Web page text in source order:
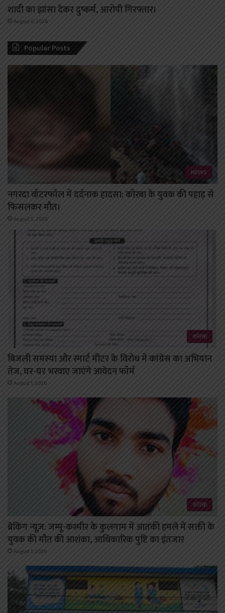
शादी का झांसा देकर दुष्कर्म, आरोपी गिरफ्तार।
August 6, 2026
Popular Posts
NEWS
नगरदा वॉटरफॉल में दर्दनाक हादसा: कोरबा के युवक की पहाड़ से
फिसलकर मौत।
August 5, 2026
कोरबा
बिजली समस्या और स्मार्ट मीटर के विरोध में कांग्रेस का अभियान
तेज, घर-घर भरवाए जाएंगे आवेदन फॉर्म
August 1, 2026
कोरबा
ब्रेकिंग न्यूज़: जम्मू-कश्मीर के कुलगाम में आतंकी हमले में सक्ती के
युवक की मौत की आशंका, आधिकारिक पुष्टि का इंतजार
August 1, 2026